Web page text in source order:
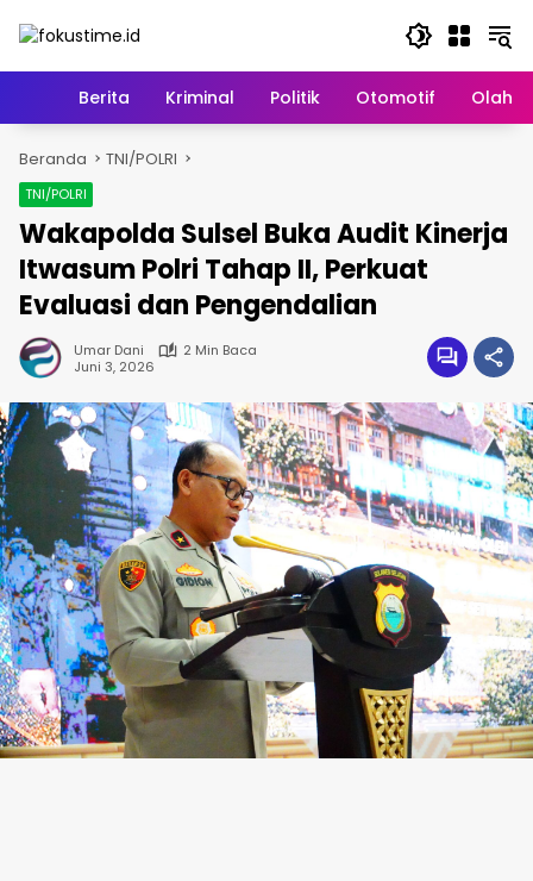
HomeBerita Kriminal Politik Otomotif
Beranda TNI/POLRI
TNI/POLRI
Wakapolda Sulsel Buka Audit Kinerja
Itwasum Polri Tahap II, Perkuat
Evaluasi dan Pengendalian
Umar Dani
2 Min Baca
Juni 3, 2026